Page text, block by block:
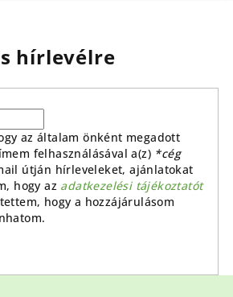
hírlevélre
az általam önként megadott
felhasználásával a(z) *cég
útján hírleveleket, ajánlatokat
hogy az adatkezelési tájékoztatót
hogy a hozzájárulásom